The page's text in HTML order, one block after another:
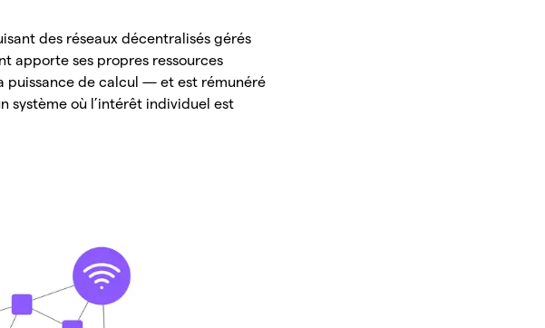
des réseaux décentralisés gérés
apporte ses propres ressources
puissance de calcul — et est rémunéré
système où l’intérêt individuel est